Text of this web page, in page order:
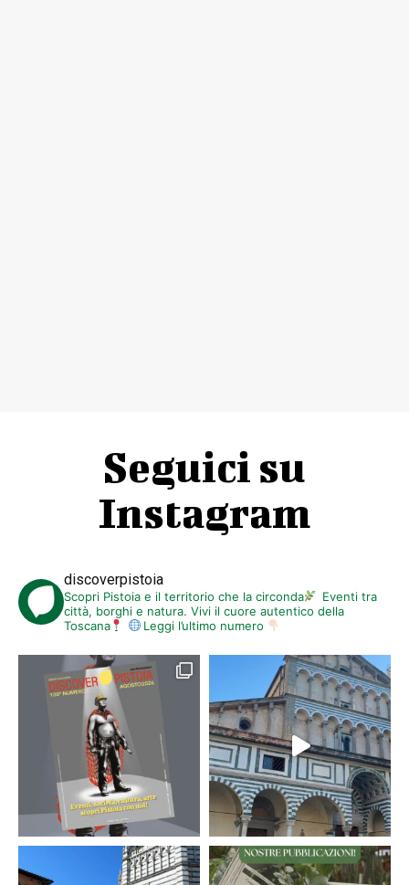
Seguici su
Instagram
discoverpistoia
Scopri Pistoia e il territorio che la circonda
Eventi tra
città, borghi e natura. Vivi il cuore autentico della
Toscana
Leggi l’ultimo numero